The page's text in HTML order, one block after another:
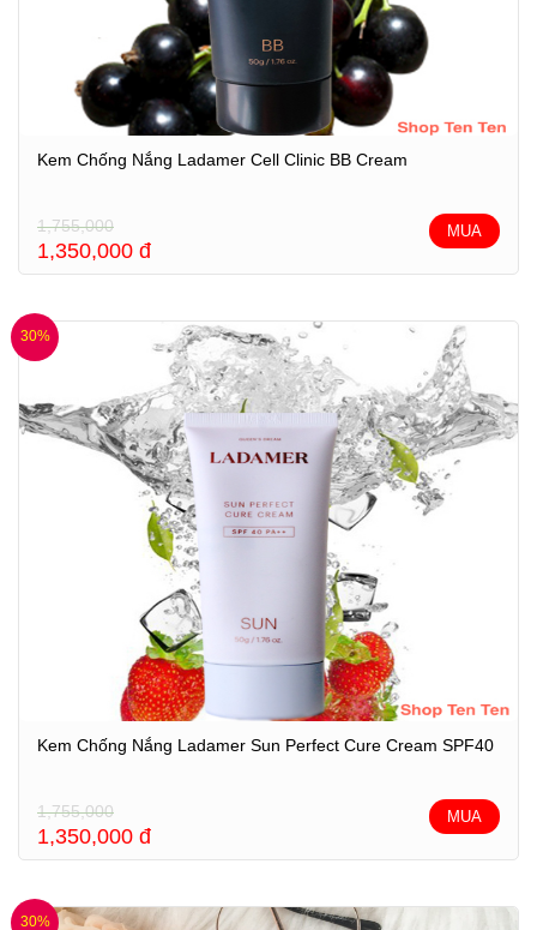
Kem Chống Nắng Ladamer Cell Clinic BB Cream
1,755,000
1,350,000 đ
MUA
30%
Kem Chống Nắng Ladamer Sun Perfect Cure Cream SPF40
1,755,000
1,350,000 đ
MUA
30%